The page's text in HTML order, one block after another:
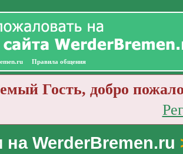
Правила общения
Гость, добро
WerderBremen.ru